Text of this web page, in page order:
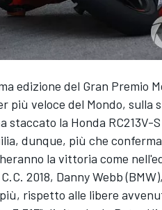
edizione del Gran Premio
veloce del Mondo, sulla
staccato la Honda RC213V-
dunque, più che
la vittoria come
2018, Danny Webb
rispetto alle libere